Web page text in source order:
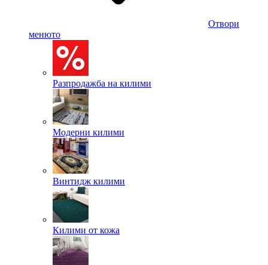
Отвори
менюто
Разпродажба на килими
Модерни килими
Винтидж килими
Килими от кожа